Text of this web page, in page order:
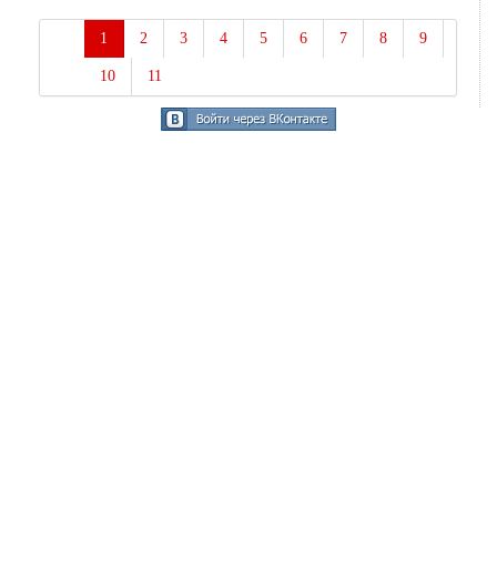
1 2 3 4 5 6 7 8 9
10 11